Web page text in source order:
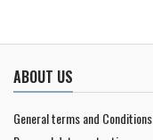
ABOUT US
General terms and Conditions